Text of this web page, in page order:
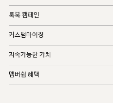
룩북 캠페인
커스텀마이징
지속가능한 가치
멤버쉽 혜택